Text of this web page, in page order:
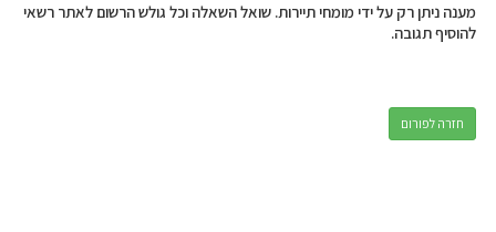
מענה ניתן רק על ידי מומחי תיירות. שואל השאלה וכל גולש הרשום לאתר רשאי
להוסיף תגובה.
חזרה לפורום